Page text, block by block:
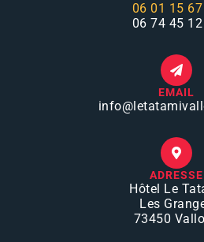
06 01 15
06 74 45
EMAIL
info
ADRESSE
Hôtel Le
Les
73450